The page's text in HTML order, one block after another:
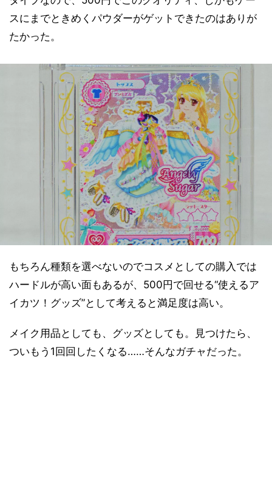
スにまでときめくパウダーがゲットできたのはありが
たかった。
もちろん種類を選べないのでコスメとしての購入では
ハードルが高い面もあるが、500円で回せる“使えるア
イカツ！グッズ”として考えると満足度は高い。
メイク用品としても、グッズとしても。見つけたら、
ついもう1回回したくなる……そんなガチャだった。